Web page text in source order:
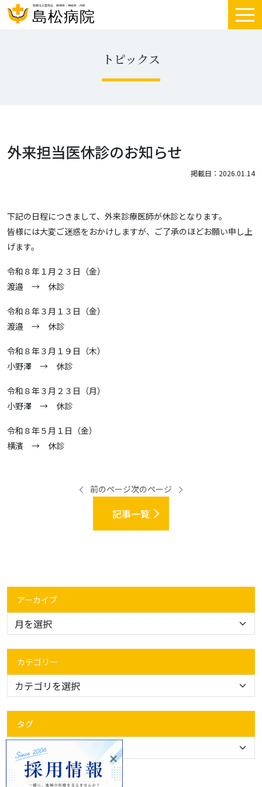
トピックス
外来担当医休診のお知らせ
掲載日：2026.01.14
下記の日程につきまして、外来診療医師が休診となります。
皆様には大変ご迷惑をおかけしますが、ご了承のほどお願い申し上
げます。
令和８年１月２３日（金）
渡邉 → 休診
令和８年３月１３日（金）
渡邉 → 休診
令和８年３月１９日（木）
小野澤 → 休診
令和８年３月２３日（月）
小野澤 → 休診
令和８年５月１日（金）
横濱 → 休診
前のページ
記事一覧
次のページ
アーカイブ
カテゴリー
タグ